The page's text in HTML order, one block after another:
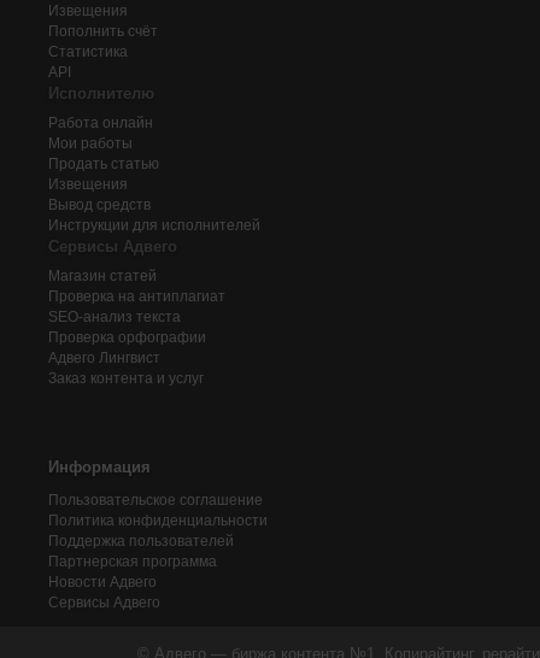
Извещения
Пополнить счёт
Статистика
API
Исполнителю
Работа онлайн
Мои работы
Продать статью
Извещения
Вывод средств
Инструкции для исполнителей
Сервисы Адвего
Магазин статей
Проверка на антиплагиат
SEO-анализ текста
Проверка орфографии
Адвего Лингвист
Заказ контента и услуг
Информация
Пользовательское соглашение
Политика конфиденциальности
Поддержка пользователей
Партнерская программа
Новости Адвего
Сервисы Адвего
© Адвего — биржа контента №1. Копирайтинг,